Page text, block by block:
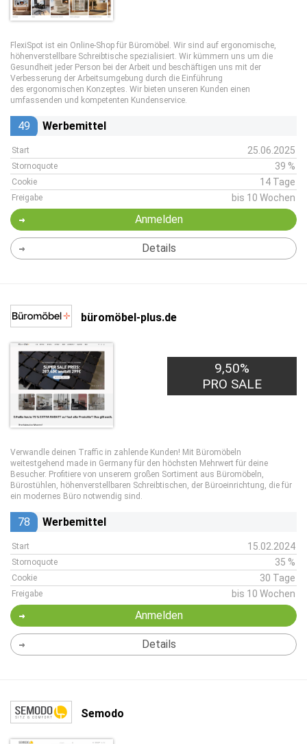
FlexiSpot ist ein Online-Shop für Büromöbel. Wir sind auf ergonomische,
höhenverstellbare Schreibtische spezialisiert. Wir kümmern uns um die
Gesundheit jeder Person bei der Arbeit und beschäftigen uns mit der
Verbesserung der Arbeitsumgebung durch die Einführung
des ergonomischen Konzeptes. Wir bieten unseren Kunden einen
umfassenden und kompetenten Kundenservice.
49 Werbemittel
Start 25.06.2025
Stornoquote 39 %
Cookie 14 Tage
Freigabe bis 10 Wochen
Anmelden
Details
büromöbel-plus.de
9,50%
PRO SALE
Verwandle deinen Traffic in zahlende Kunden! Mit Büromöbeln
weitestgehend made in Germany für den höchsten Mehrwert für deine
Besucher. Profitiere von unserem großen Sortiment aus Büromöbeln,
Bürostühlen, höhenverstellbaren Schreibtischen, der Büroeinrichtung, die für
ein modernes Büro notwendig sind.
78 Werbemittel
Start 15.02.2024
Stornoquote 35 %
Cookie 30 Tage
Freigabe bis 10 Wochen
Anmelden
Details
Semodo